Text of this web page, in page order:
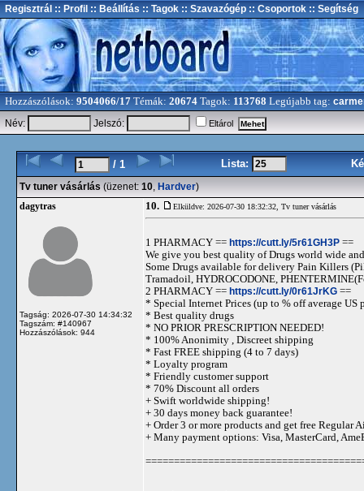
Regisztrál :: Profil :: Beállítás :: Tagok :: Szavazógép :: Csoportok :: Segítség
Hozzászólások: 9504066/17 Témák: 20674 Tagok: 113768 Legújabb tag:
Név:
Jelszó: Eltárol
/ 1 Lista:
Tv tuner vásárlás (üzenet: 10, Hardver)
dagytras
Tagság: 2026-07-30 14:34:32
Tagszám: #140967
Hozzászólások: 944
10. Elküldve: 2026-07-30 18:32:32, Tv tuner vásárlás
1 PHARMACY == https://cutt.ly/5r61GH3P ==
We give you best quality of Drugs world wide
Some Drugs available for delivery Pain Killers
Tramadoil, HYDROCODONE,
2 PHARMACY == https://cutt.ly/0r61JrKG ==
* Special Internet Prices (up to % off average US
* Best quality drugs
* NO PRIOR PRESCRIPTION NEEDED!
* 100% Anonimity , Discreet shipping
* Fast FREE shipping (4 to 7 days)
* Loyalty program
* Friendly customer support
* 70% Discount all orders
+ Swift worldwide shipping!
+ 30 days money back guarantee!
+ Order 3 or more products and get free Regular
+ Many payment options: Visa, MasterCard,